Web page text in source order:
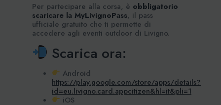
Per partecipare alla corsa, è obbligatorio
scaricare la MyLivignoPass, il pass
ufficiale gratuito che ti permette di
accedere agli eventi outdoor di Livigno.
Scarica ora:
Android
https://play.google.com/store/apps/details?
id=eu.livigno.card.appcitizen&hl=it&pli=1
iOS